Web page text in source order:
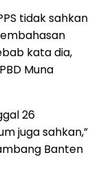
tidak sahkan
kata dia,
Muna
26
juga sahkan,”
Banten